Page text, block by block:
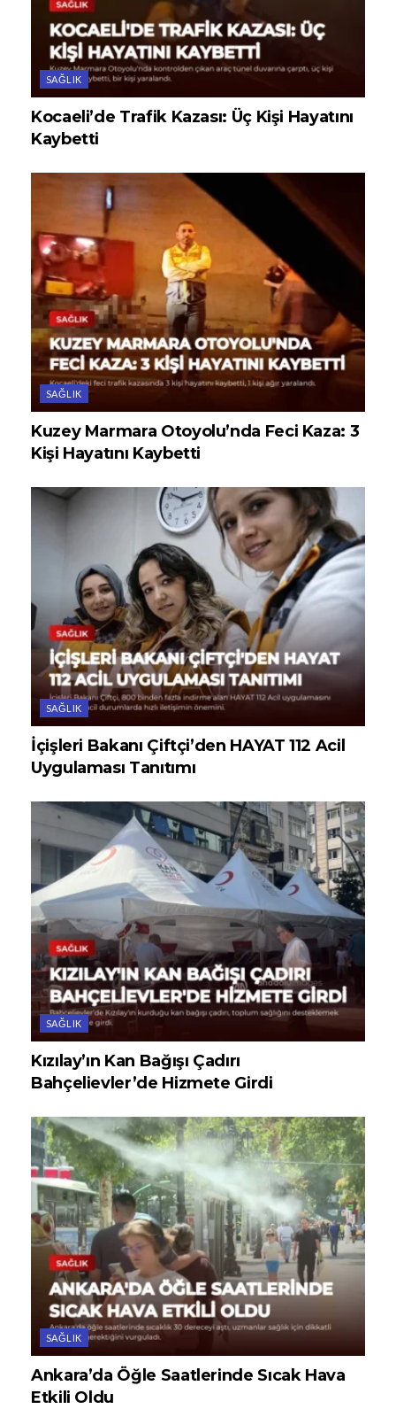
SAĞLIK
Kocaeli’de Trafik Kazası: Üç Kişi Hayatını
Kaybetti
SAĞLIK
Kuzey Marmara Otoyolu’nda Feci Kaza: 3
Kişi Hayatını Kaybetti
SAĞLIK
İçişleri Bakanı Çiftçi’den HAYAT 112 Acil
Uygulaması Tanıtımı
SAĞLIK
Kızılay’ın Kan Bağışı Çadırı
Bahçelievler’de Hizmete Girdi
SAĞLIK
Ankara’da Öğle Saatlerinde Sıcak Hava
Etkili Oldu